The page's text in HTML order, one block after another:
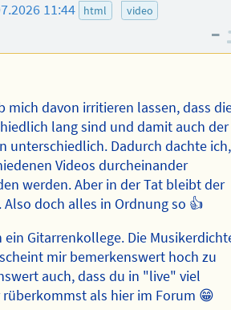
11:44 html video
–
mich davon irritieren lassen, dass
lang sind und damit auch der
unterschiedlich. Dadurch dachte ich,
Videos durcheinander
werden. Aber in der Tat bleibt der
Also doch alles in Ordnung so 👍
ein Gitarrenkollege. Die
mir bemerkenswert hoch zu
auch, dass du in "live" viel
als hier im Forum 😁